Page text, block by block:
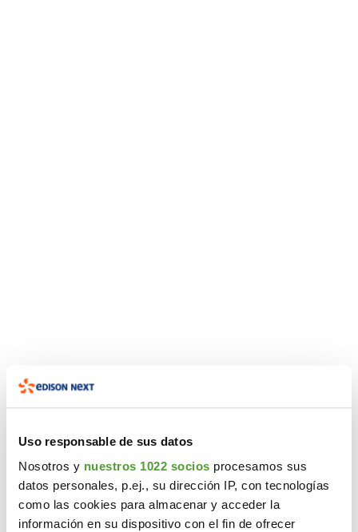
Uso responsable de sus datos
Nosotros y nuestros 1022 socios procesamos sus
datos personales, p.ej., su dirección IP, con tecnologías
como las cookies para almacenar y acceder la
información en su dispositivo con el fin de ofrecer
Edison Next accounts for
two-thirds of Energy Saving
Certificates (EECs) in
bespoke industrial projects
in Andalusia
Edison Next accounts for
two-thirds of Energy Saving
Certificates (EECs) in
bespoke industrial projects
in Andalusia
Edison Next accounts for
two-thirds of Energy Saving
Certificates (EECs) in
bespoke industrial projects
in Andalusia